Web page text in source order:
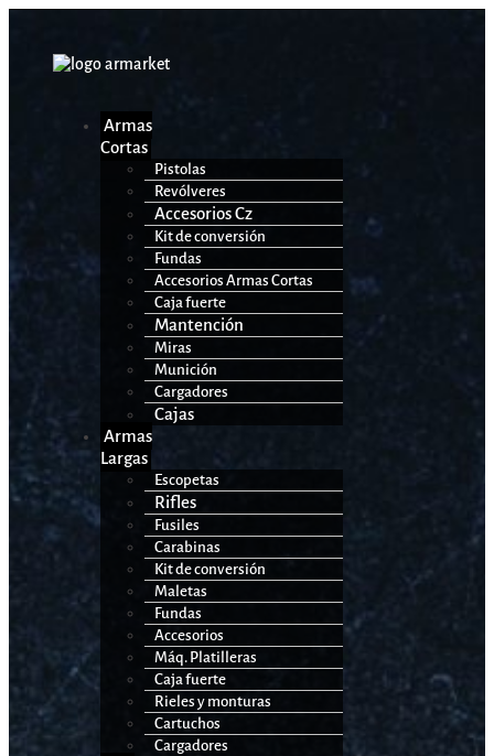
Armas
Cortas
Pistolas
Revólveres
Accesorios Cz
Kit de conversión
Fundas
Accesorios Armas Cortas
Caja fuerte
Mantención
Miras
Munición
Cargadores
Cajas
Armas
Largas
Escopetas
Rifles
Fusiles
Carabinas
Kit de conversión
Maletas
Fundas
Accesorios
Máq. Platilleras
Caja fuerte
Rieles y monturas
Cartuchos
Cargadores